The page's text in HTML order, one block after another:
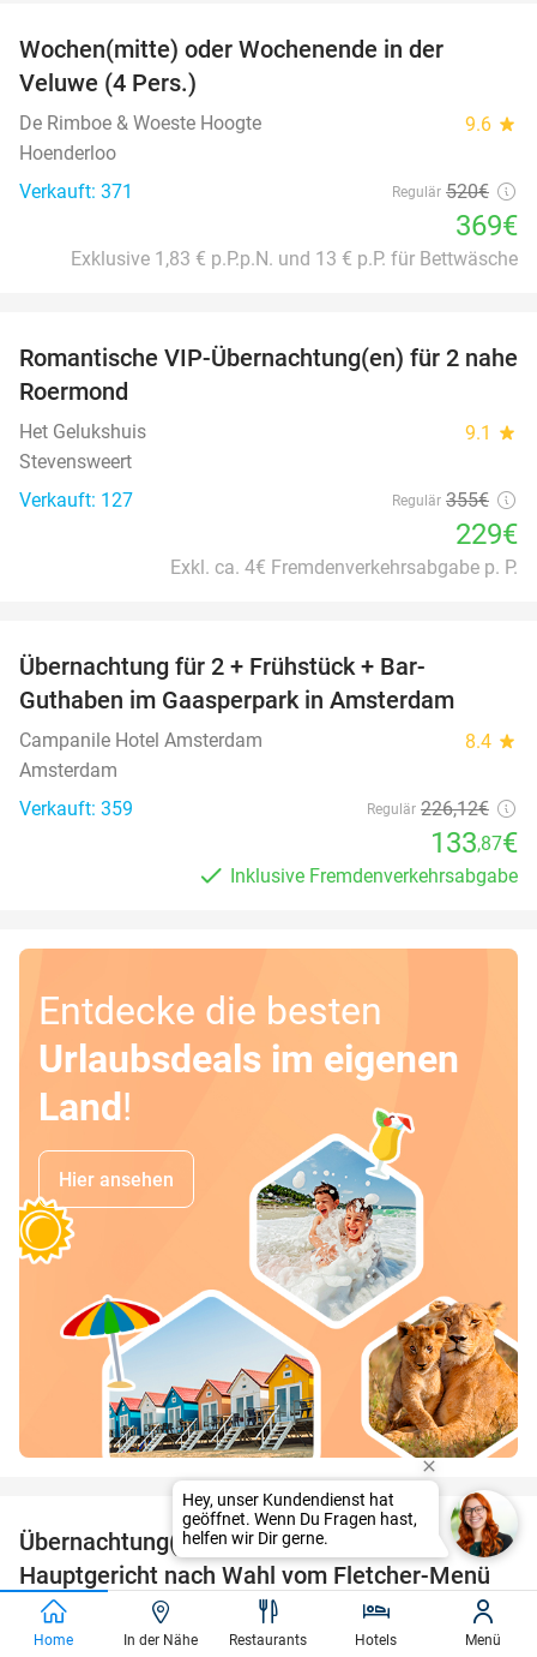
Wochen(mitte) oder Wochenende in der
Veluwe (4 Pers.)
De Rimboe & Woeste Hoogte 9.6 star
Hoenderloo
Verkauft: 371
Regulär 520€
369€
Exklusive 1,83 € p.P.p.N. und 13 € p.P. für Bettwäsche
35%
Romantische VIP-Übernachtung(en) für 2 nahe
Roermond
Het Gelukshuis 9.1 star
Stevensweert
Verkauft: 127
Regulär 355€
229€
Exkl. ca. 4€ Fremdenverkehrsabgabe p. P.
Übernachtung für 2 + Frühstück + Bar-
Guthaben im Gaasperpark in Amsterdam
Campanile Hotel Amsterdam 8.4 star
Amsterdam
Verkauft: 359
Regulär 226,12€
133,87€
Inklusive Fremdenverkehrsabgabe
Entdecke die besten
Urlaubsdeals im eigenen
Land !
Hier ansehen
30%
favorite_border
Übernachtung(en) für 2 + Frühstück +
Hauptgericht nach Wahl vom Fletcher-Menü
Fletcher Hotel-Restaurant Sparrenhorst-Veluwe 9.0
Nunspeet
Home In der Nähe Restaurants Hotels Menü